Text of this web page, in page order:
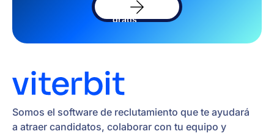
software
gratis
Somos el software de reclutamiento que te ayudará
a atraer candidatos, colaborar con tu equipo y